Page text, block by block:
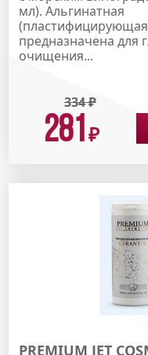
мл). Альгинатная
предназначена для
очищения...
334₽
281 ₽
PREMIUM JET